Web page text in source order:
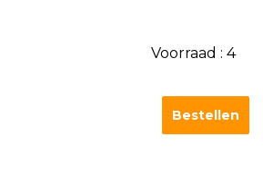
Voorraad : 4
Bestellen